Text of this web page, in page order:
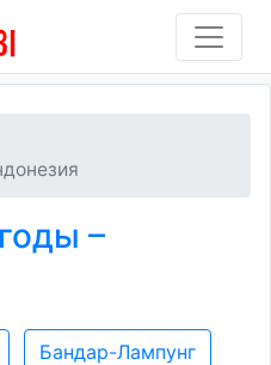
–
Бандар-Лампунг